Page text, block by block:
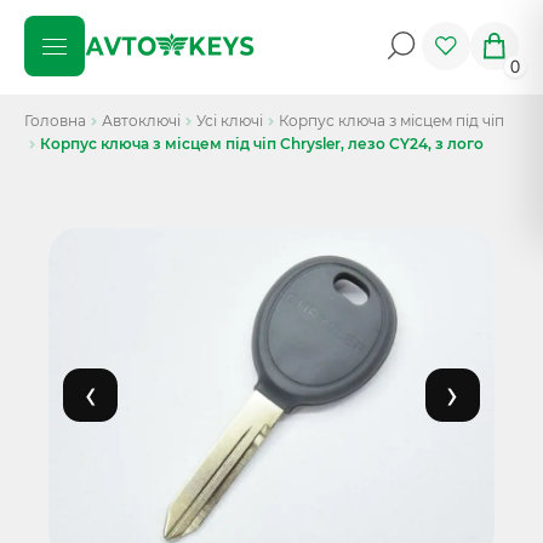
0
Головна Автоключі Усі ключі
Корпус ключа з місцем під чіп
Корпус ключа з місцем під чіп Chrysler, лезо CY24, з лого